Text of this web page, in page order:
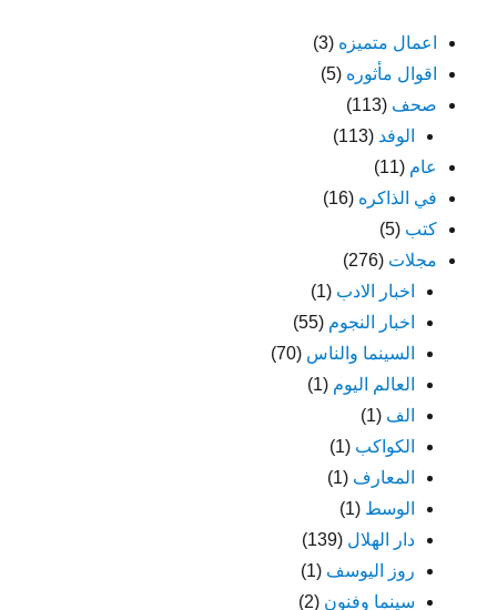
اعمال متميزه (3)
اقوال مأثوره (5)
صحف (113)
الوفد (113)
عام (11)
في الذاكره (16)
كتب (5)
مجلات (276)
اخبار الادب (1)
اخبار النجوم (55)
السينما والناس (70)
العالم اليوم (1)
الف (1)
الكواكب (1)
المعارف (1)
الوسط (1)
دار الهلال (139)
روز اليوسف (1)
سينما وفنون (2)